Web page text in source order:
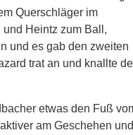
Querschläger im
Heintz zum Ball,
und es gab den zweiten
trat an und knallte
etwas den Fuß
am Geschehen und